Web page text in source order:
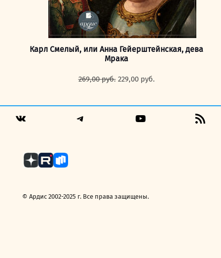
Карл Смелый, или Анна Гейерштейнская, дева
Мрака
269,00руб. Первоначальная
269,00 руб..
229,00 руб.
© Ардис 2002-2025 г. Все права защищены.